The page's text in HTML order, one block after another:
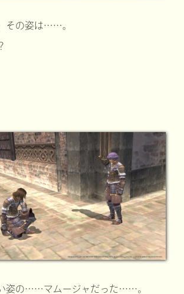
その姿は……。
姿の……マムージャだった……。